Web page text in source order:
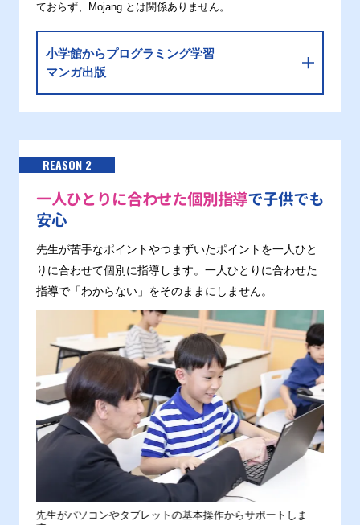
ておらず、Mojang とは関係ありません。
小学館からプログラミング学習
マンガ出版
REASON 2
一人ひとりに合わせた個別指導で子供でも
安心
先生が苦手なポイントやつまずいたポイントを一人ひと
りに合わせて個別に指導します。一人ひとりに合わせた
指導で「わからない」をそのままにしません。
先生がパソコンやタブレットの基本操作からサポートしま